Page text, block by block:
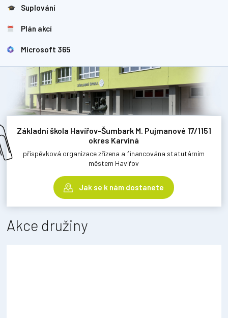
Suplování
Plán akcí
Microsoft 365
Základní škola Havířov-Šumbark M. Pujmanové 17/1151
okres Karviná
příspěvková organizace zřízena a financována statutárním
městem Havířov
Jak se k nám dostanete
Akce družiny